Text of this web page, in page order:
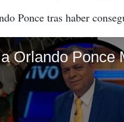
Ponce tras haber